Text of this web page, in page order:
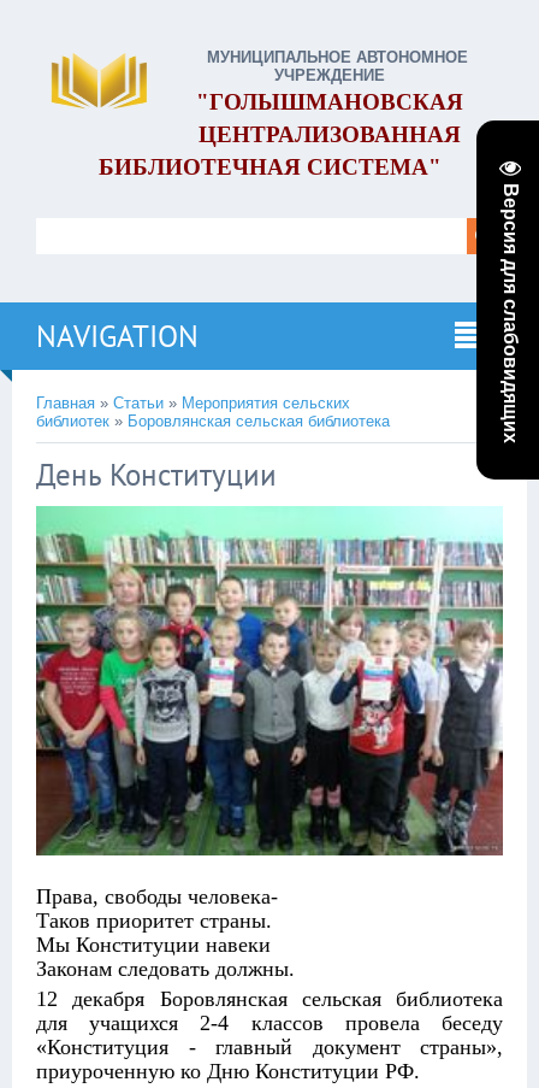
Версия для слабовидящих
МУНИЦИПАЛЬНОЕ АВТОНОМНОЕ
УЧРЕЖДЕНИЕ
"ГОЛЫШМАНОВСКАЯ
ЦЕНТРАЛИЗОВАННАЯ
БИБЛИОТЕЧНАЯ СИСТЕМА"
NAVIGATION
Главная » Статьи » Мероприятия сельских
библиотек » Боровлянская сельская библиотека
День Конституции
Права, свободы человека-
Таков приоритет страны.
Мы Конституции навеки
Законам следовать должны.
12 декабря Боровлянская сельская библиотека
для учащихся 2-4 классов провела беседу
«Конституция - главный документ страны»,
приуроченную ко Дню Конституции РФ.